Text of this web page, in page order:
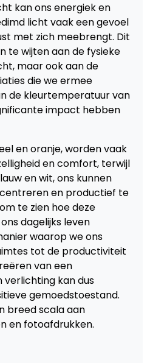
kan ons energiek en
licht vaak een gevoel
met zich meebrengt. Dit
te wijten aan de fysieke
maar ook aan de
die we ermee
de kleurtemperatuur van
impact hebben
en oranje, worden vaak
en comfort, terwijl
en wit, ons kunnen
en productief te
te zien hoe deze
dagelijks leven
waarop we ons
tot de productiviteit
van een
verlichting kan dus
gemoedstoestand.
breed scala aan
en fotoafdrukken.